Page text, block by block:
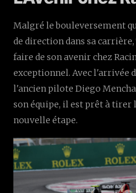
Malgré le bouleversement
de direction dans sa
faire de son avenir chez
exceptionnel. Avec l'arrivée
l'ancien pilote Diego
son équipe, il est prêt à
nouvelle étape.